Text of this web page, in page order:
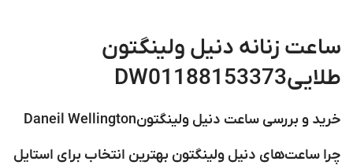
ساعت زنانه دنیل ولینگتون
طلاییDW01188153373
خرید و بررسی ساعت دنیل ولینگتونDaneil Wellington
چرا ساعت‌های دنیل ولینگتون بهترین انتخاب برای استایل